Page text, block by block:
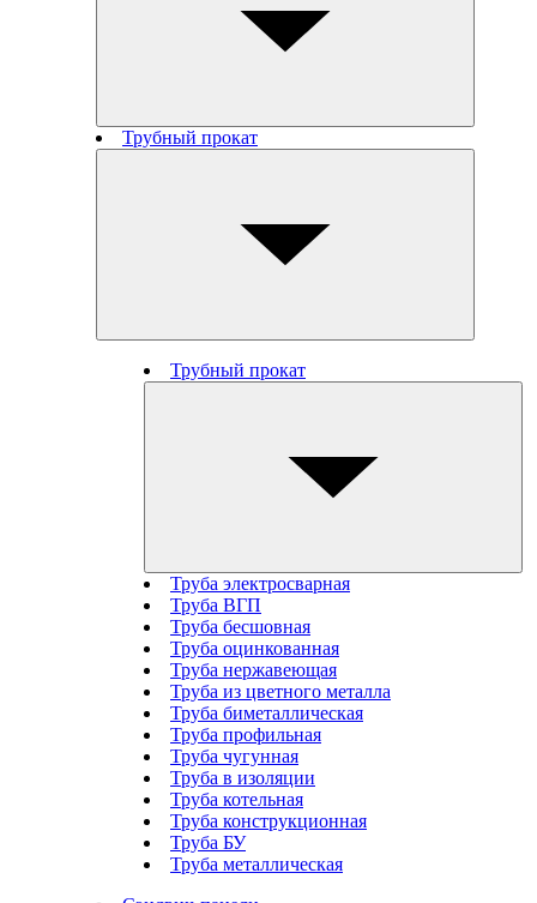
Трубный прокат
Трубный прокат
Труба электросварная
Труба ВГП
Труба бесшовная
Труба оцинкованная
Труба нержавеющая
Труба из цветного металла
Труба биметаллическая
Труба профильная
Труба чугунная
Труба в изоляции
Труба котельная
Труба конструкционная
Труба БУ
Труба металлическая